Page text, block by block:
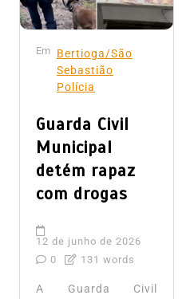
Em Bertioga/São
Sebastião
Polícia
Guarda Civil
Municipal
detém rapaz
com drogas
12 de junho de 2026
0
131 words
A Guarda Civil